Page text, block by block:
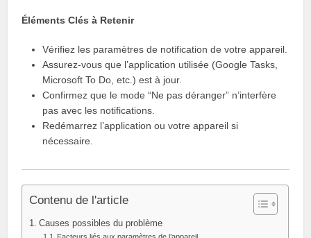
Éléments Clés à Retenir
Vérifiez les paramètres de notification de votre appareil.
Assurez-vous que l’application utilisée (Google Tasks,
Microsoft To Do, etc.) est à jour.
Confirmez que le mode “Ne pas déranger” n’interfère
pas avec les notifications.
Redémarrez l’application ou votre appareil si
nécessaire.
Contenu de l'article
Causes possibles du problème